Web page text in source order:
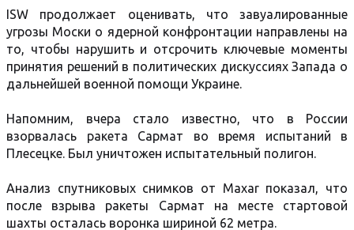
ISW продолжает оценивать, что завуалированные
угрозы Моски о ядерной конфронтации направлены на
то, чтобы нарушить и отсрочить ключевые моменты
принятия решений в политических дискуссиях Запада о
дальнейшей военной помощи Украине.
Напомним, вчера стало известно, что в России
взорвалась ракета Сармат во время испытаний в
Плесецке. Был уничтожен испытательный полигон.
Анализ спутниковых снимков от Maxar показал, что
после взрыва ракеты Сармат на месте стартовой
шахты осталась воронка шириной 62 метра.